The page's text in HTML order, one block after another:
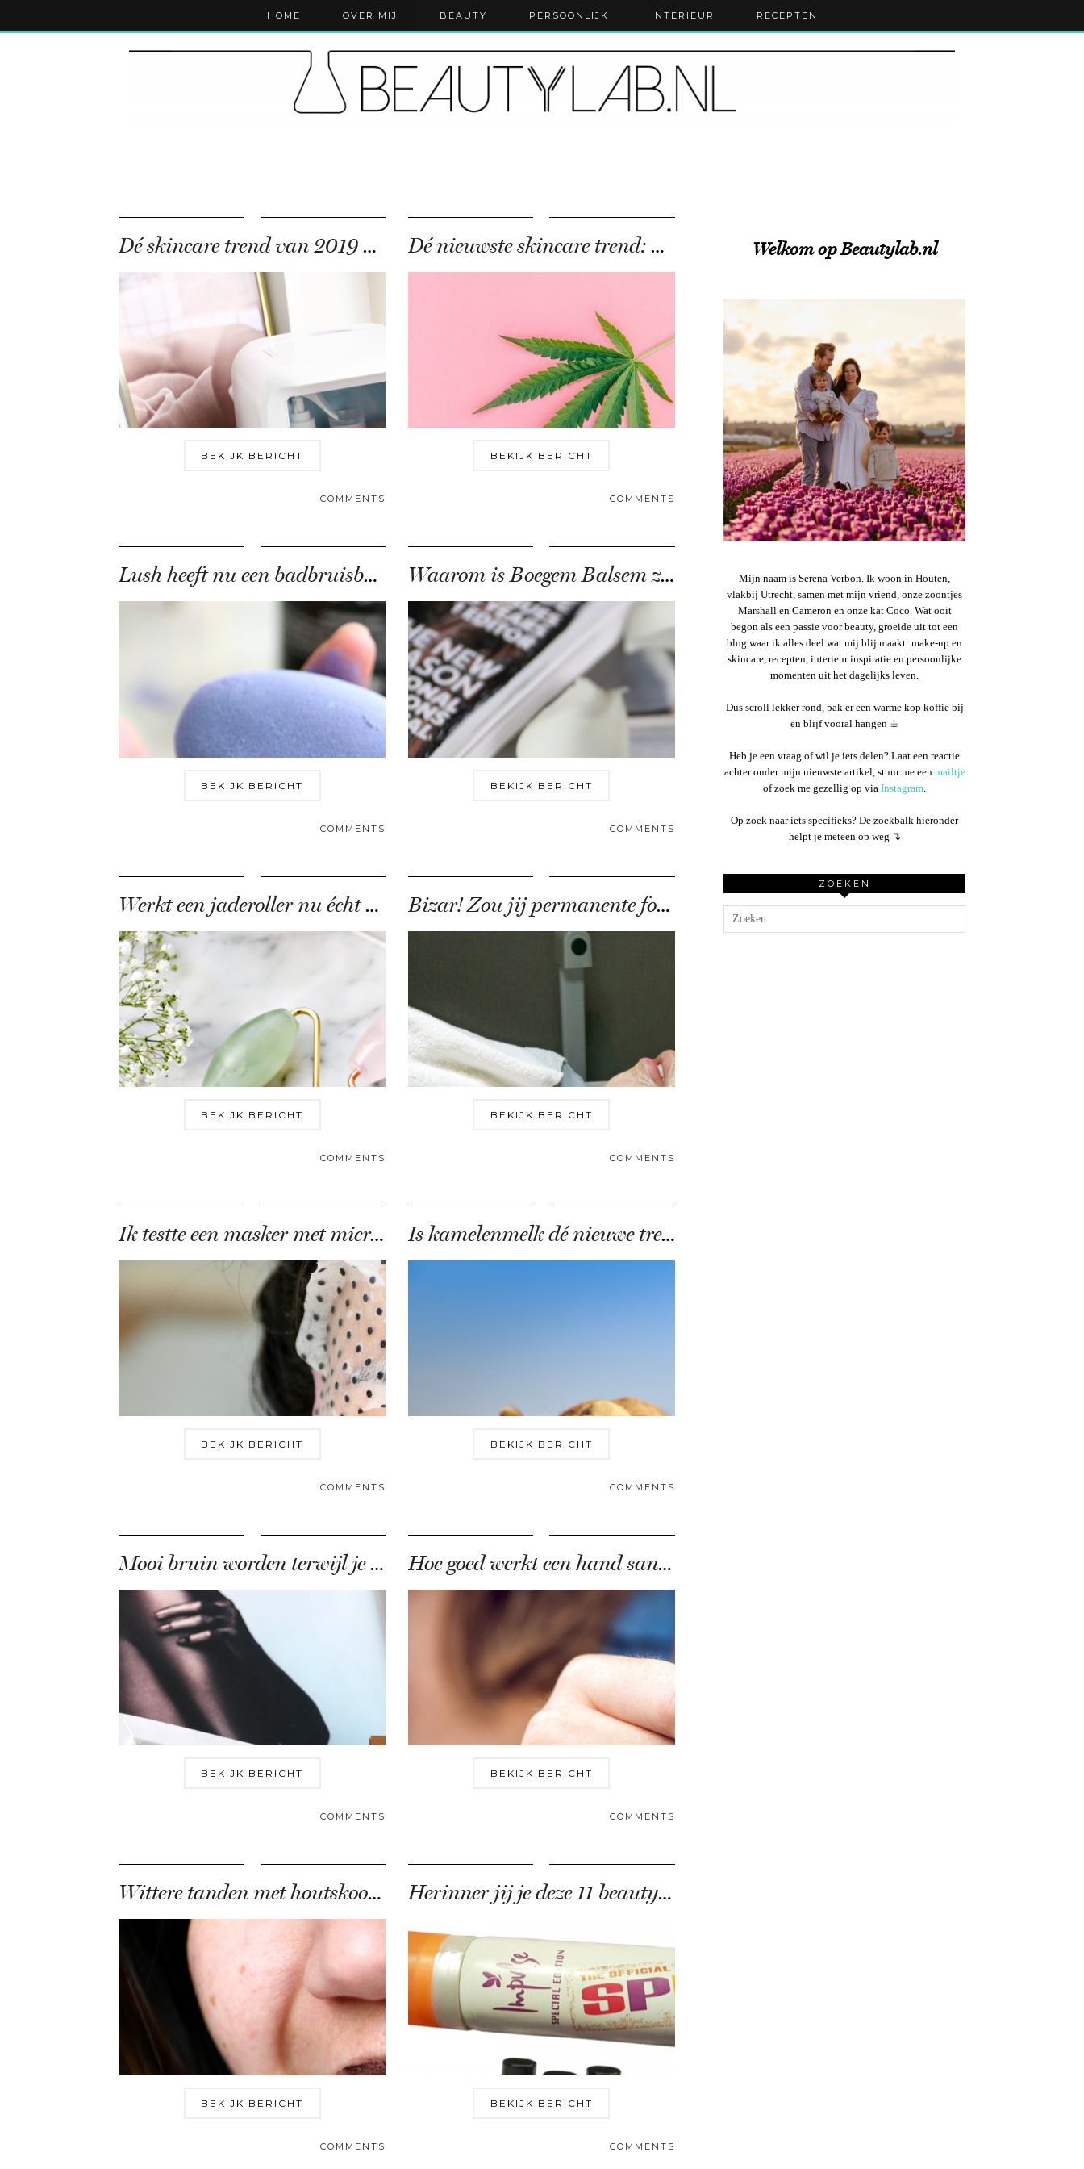
HOME OVER MIJ BEAUTY PERSOONLIJK INTERIEUR RECEPTEN
Dé skincare trend van 2019 – de beauty fridge
BEKIJK BERICHT
COMMENTS
Dé nieuwste skincare trend: CBD (Cannabidiol)
BEKIJK BERICHT
COMMENTS
Lush heeft nu een badbruisbal in de vorm …
BEKIJK BERICHT
COMMENTS
Waarom is Boegem Balsem zo’n wondermiddel?
BEKIJK BERICHT
COMMENTS
Werkt een jaderoller nu écht (of is het …
BEKIJK BERICHT
COMMENTS
Bizar! Zou jij permanente foundation laten tatoeëren?
BEKIJK BERICHT
COMMENTS
Ik testte een masker met micro-magneten
BEKIJK BERICHT
COMMENTS
Is kamelenmelk dé nieuwe trend op skincare gebied?
BEKIJK BERICHT
COMMENTS
Mooi bruin worden terwijl je slaapt?
BEKIJK BERICHT
COMMENTS
Hoe goed werkt een hand sanitizer?
BEKIJK BERICHT
COMMENTS
Wittere tanden met houtskool, werkt dit nu echt?
BEKIJK BERICHT
COMMENTS
Herinner jij je deze 11 beauty trends uit de …
BEKIJK BERICHT
COMMENTS
Welkom op Beautylab.nl
Mijn naam is Serena Verbon. Ik woon in Houten,
vlakbij Utrecht, samen met mijn vriend, onze zoontjes
Marshall en Cameron en onze kat Coco. Wat ooit
begon als een passie voor beauty, groeide uit tot een
blog waar ik alles deel wat mij blij maakt: make-up en
skincare, recepten, interieur inspiratie en persoonlijke
momenten uit het dagelijks leven.
Dus scroll lekker rond, pak er een warme kop koffie bij
en blijf vooral hangen ☕︎
Heb je een vraag of wil je iets delen? Laat een reactie
achter onder mijn nieuwste artikel, stuur me een mailtje
of zoek me gezellig op via Instagram.
Op zoek naar iets specifieks? De zoekbalk hieronder
helpt je meteen op weg ↴
ZOEKEN